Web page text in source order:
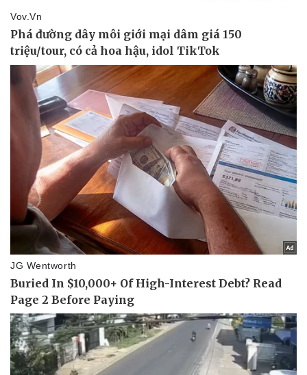
Bóng đá
Lịch thi đấu bóng đá
Thế giới thể thao
eSports
Hậu trường
Xe máy
Tư vấn